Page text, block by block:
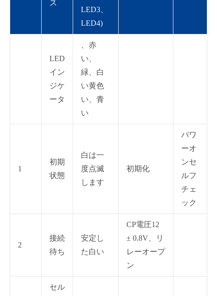
ス
LED3、
LED4)
LED
イン
ジケ
ータ
、赤
い、
緑、白
い黄色
い、青
い
1
初期
状態
白は一
度点滅
します
初期化
パワ
ーオ
ンセ
ルフ
チェ
ック
2
接続
待ち
安定し
た白い
CP電圧12
± 0.8V、リ
レーオープ
ン
セル